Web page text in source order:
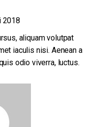
2018
aliquam volutpat
iaculis nisi. Aenean a
odio viverra, luctus.